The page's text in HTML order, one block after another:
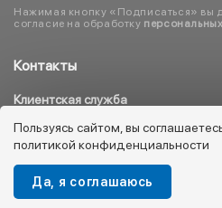
Контакты
Клиентская служба
8 800 333 08 45
info@kotofey.ru
Магазины в Москва (50)
Нажимая кнопку «Подписаться» вы
согласие на обработку
Пользуясь сайтом, вы
политикой конфиденциальности
Да, я соглашаюсь